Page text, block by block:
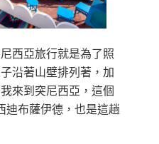
西亞旅行就是為了照
沿著山壁排列著，加
來到突尼西亞，這個
布薩伊德，也是這趟